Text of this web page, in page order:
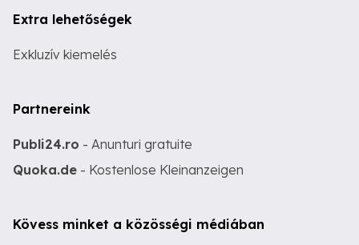
Extra lehetőségek
Exkluzív kiemelés
Partnereink
Publi24.ro - Anunturi gratuite
Quoka.de - Kostenlose Kleinanzeigen
Kövess minket a közösségi médiában